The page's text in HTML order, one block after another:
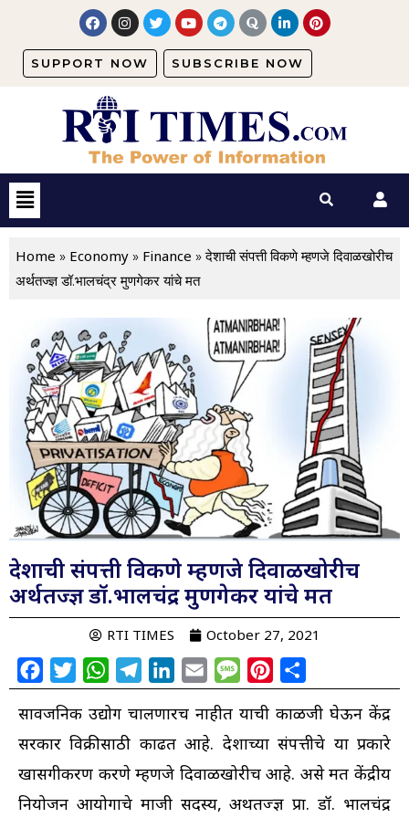
SUPPORT NOW SUBSCRIBE NOW
Home » Economy » Finance »देशाची संपत्ती विकणे म्हणजे दिवाळखोरीच
अर्थतज्ज्ञ डॉ.भालचंद्र मुणगेकर यांचे मत
देशाची संपत्ती विकणे म्हणजे दिवाळखोरीच
अर्थतज्ज्ञ डॉ.भालचंद्र मुणगेकर यांचे मत
RTI TIMES October 27, 2021
FacebookTwitterWhatsAppTelegramLinkedIn
Email MessagePinterest
सार्वजनिक उद्योग चालणारच नाहीत याची काळजी घेऊन केंद्र
सरकार विक्रीसाठी काढत आहे. देशाच्या संपत्तीचे या प्रकारे
खासगीकरण करणे म्हणजे दिवाळखोरीच आहे. असे मत केंद्रीय
नियोजन आयोगाचे माजी सदस्य, अर्थतज्ज्ञ प्रा. डॉ. भालचंद्र